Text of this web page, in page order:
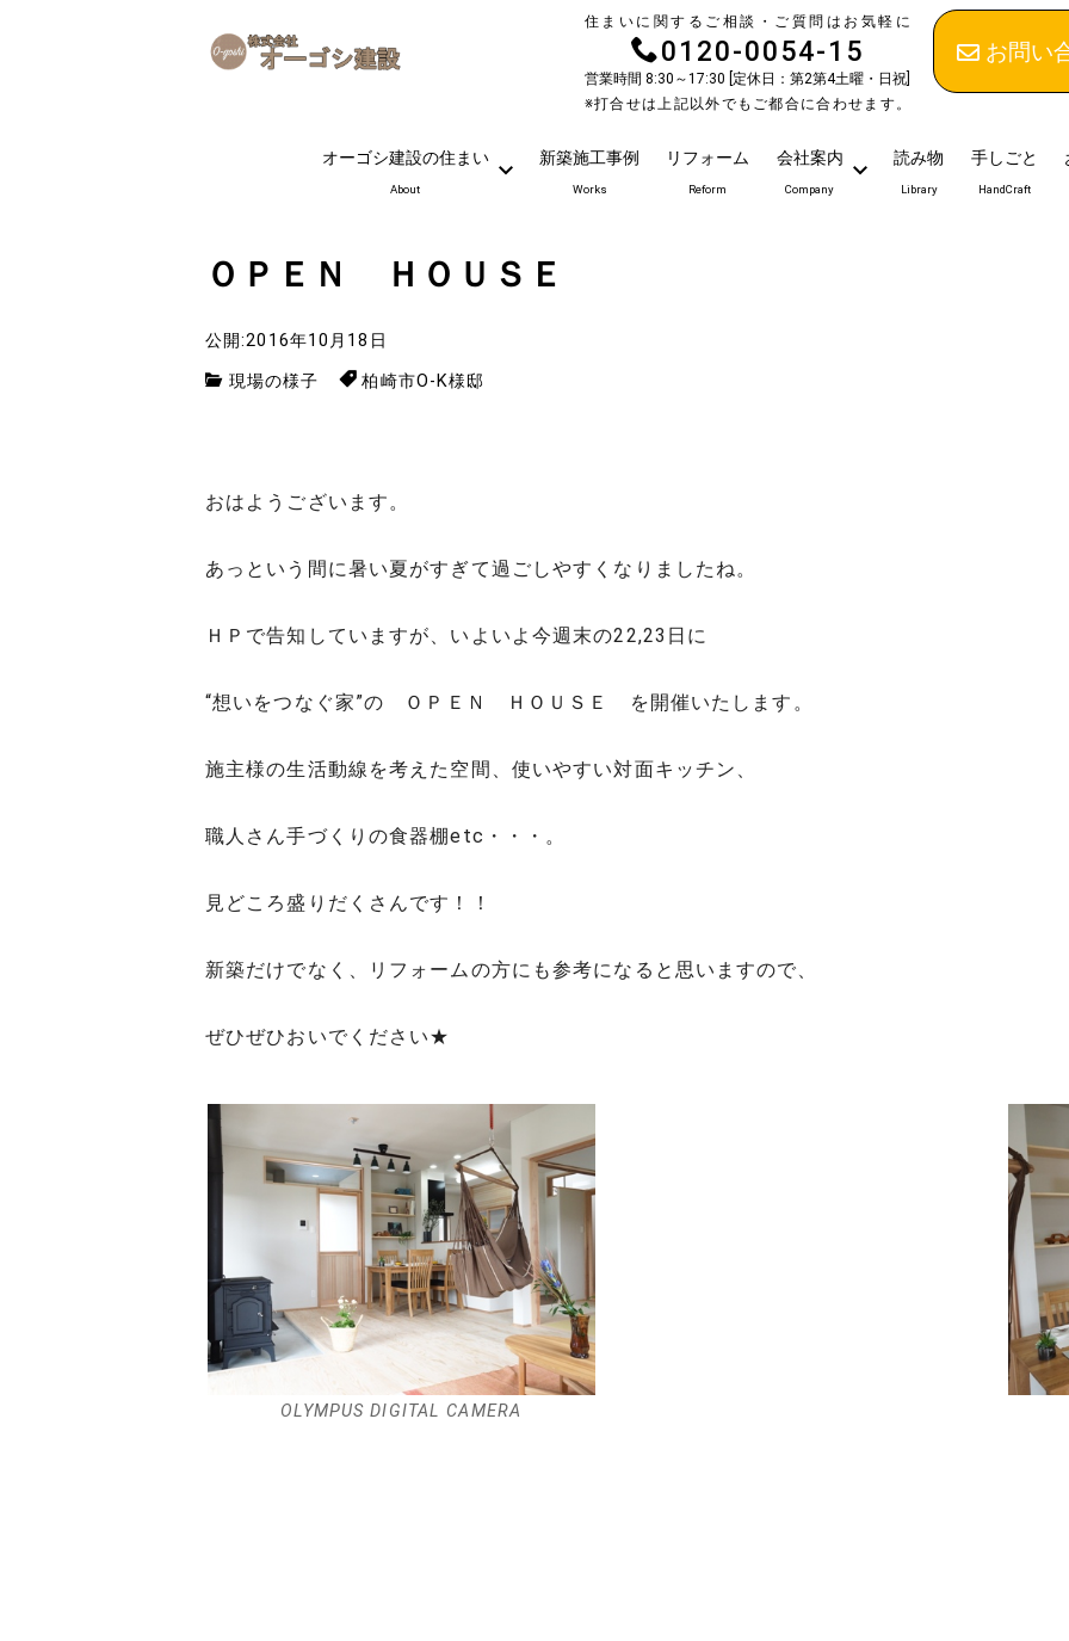
住まいに関するご相談・ご質問はお気軽に
0120-0054-15
営業時間 8:30～17:30 [定休日：第2第4土曜・日祝]
※打合せは上記以外でもご都合に合わせます。
お問い
オーゴシ建設の住まい
About
新築施工事例
Works
リフォーム
Reform
会社案内
Company
読み物
Library
手しごと
HandCraft
ＯＰＥＮ ＨＯＵＳＥ
公開:2016年10月18日
現場の様子
柏崎市O-K様邸
おはようございます。
あっという間に暑い夏がすぎて過ごしやすくなりましたね。
ＨＰで告知していますが、いよいよ今週末の22,23日に
“想いをつなぐ家”の ＯＰＥＮ ＨＯＵＳＥ を開催いたします。
施主様の生活動線を考えた空間、使いやすい対面キッチン、
職人さん手づくりの食器棚etc・・・。
見どころ盛りだくさんです！！
新築だけでなく、リフォームの方にも参考になると思いますので、
ぜひぜひおいでください★
OLYMPUS DIGITAL CAMERA